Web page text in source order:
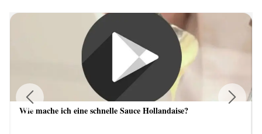
Wie mache ich eine schnelle Sauce Hollandaise?
Previous